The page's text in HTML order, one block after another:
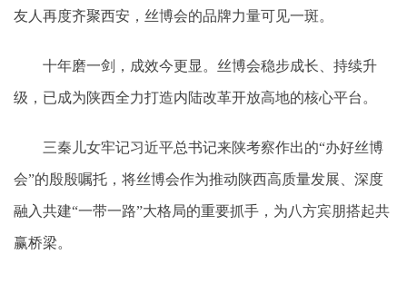
友人再度齐聚西安，丝博会的品牌力量可见一斑。
十年磨一剑，成效今更显。丝博会稳步成长、持续升
级，已成为陕西全力打造内陆改革开放高地的核心平台。
三秦儿女牢记习近平总书记来陕考察作出的“办好丝博
会”的殷殷嘱托，将丝博会作为推动陕西高质量发展、深度
融入共建“一带一路”大格局的重要抓手，为八方宾朋搭起共
赢桥梁。